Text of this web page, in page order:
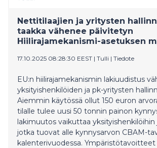
käyttö jatkuu entiseen tapaan. Vaikka
nieluilla on merkitystä, niiden voima ei
ongelman ytimeen puututa. Maailman
kohoavat edelleen ja ilmakehän
Kaupin mukaan metsäkeskustelu on
kärsinyt polarisaatiosta. –Tutkimus on
media yksinkertaistaa ja somessa
faktojen sijaan. Vaikka puusto
ymmärrys kokonaisuudesta hämärtyy,
kaventuu mielipiteiksi. Suomen metsien
kehitys muutaman vuoden tähtäyksellä
Nettitilaajien ja yritysten
taakka vähenee päivitetyn
Hiilirajamekanismi-asetuksen
17.10.2025 08:28:30 EEST | Tulli | Tiedote
EU:n hiilirajamekanismin lakiuudistus
yksityishenkilöiden ja pk-yritysten
Aiemmin käytössä ollut 150 euron
tilalle tulee uusi 50 tonnin painon
lakimuutos vaikuttaa yksityishenkilöihin
jotka tuovat alle kynnysarvon CBAM-
kalenterivuodessa. Ympäristötavoitteet